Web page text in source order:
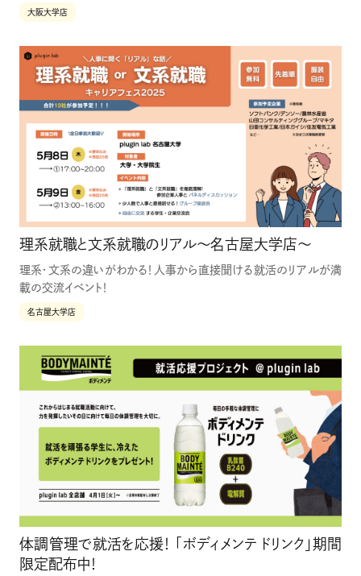
大阪大学店
理系就職と文系就職のリアル〜名古屋大学店〜
理系・文系の違いがわかる！人事から直接聞ける就活のリアルが満
載の交流イベント！
名古屋大学店
体調管理で就活を応援！ 「ボディメンテ ドリンク」期間
限定配布中！